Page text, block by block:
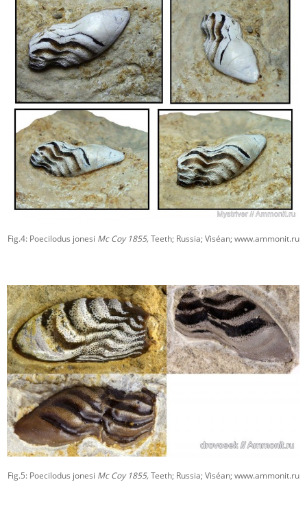
Fig.4: Poecilodus jonesi Mc Coy 1855, Teeth; Russia; Viséan; www.ammonit.ru
Fig.5: Poecilodus jonesi Mc Coy 1855, Teeth; Russia; Viséan; www.ammonit.ru